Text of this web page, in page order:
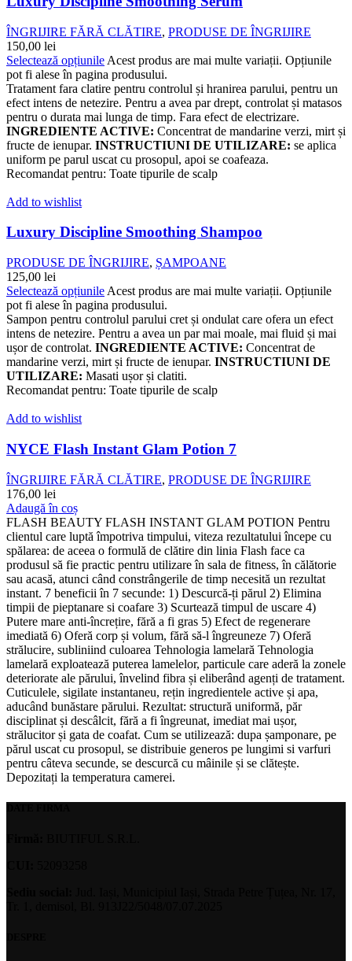
ÎNGRIJIRE FĂRĂ CLĂTIRE, PRODUSE DE ÎNGRIJIRE
150,00 lei
Selectează opțiunile Acest produs are mai multe variații. Opțiunile
pot fi alese în pagina produsului.
Tratament fara clatire pentru controlul și hranirea parului, pentru un
efect intens de netezire. Pentru a avea par drept, controlat și matasos
pentru o durata mai lunga de timp. Fara efect de electrizare.
INGREDIENTE ACTIVE: Concentrat de mandarine verzi, mirt și
fructe de ienupar. INSTRUCTIUNI DE UTILIZARE: se aplica
uniform pe parul uscat cu prosopul, apoi se coafeaza.
Recomandat pentru: Toate tipurile de scalp
Add to wishlist
Luxury Discipline Smoothing Shampoo
PRODUSE DE ÎNGRIJIRE, ȘAMPOANE
125,00 lei
Selectează opțiunile Acest produs are mai multe variații. Opțiunile
pot fi alese în pagina produsului.
Sampon pentru controlul parului cret și ondulat care ofera un efect
intens de netezire. Pentru a avea un par mai moale, mai fluid și mai
ușor de controlat. INGREDIENTE ACTIVE: Concentrat de
mandarine verzi, mirt și fructe de ienupar. INSTRUCTIUNI DE
UTILIZARE: Masati ușor și clatiti.
Recomandat pentru: Toate tipurile de scalp
Add to wishlist
NYCE Flash Instant Glam Potion 7
ÎNGRIJIRE FĂRĂ CLĂTIRE, PRODUSE DE ÎNGRIJIRE
176,00 lei
Adaugă în coș
FLASH BEAUTY FLASH INSTANT GLAM POTION Pentru
clientul care luptă împotriva timpului, viteza rezultatului începe cu
spălarea: de aceea o formulă de clătire din linia Flash face ca
produsul să fie practic pentru utilizare în sala de fitness, în călătorie
sau acasă, atunci când constrângerile de timp necesită un rezultat
instant. 7 beneficii în 7 secunde: 1) Descurcă-ți părul 2) Elimina
timpii de pieptanare si coafare 3) Scurtează timpul de uscare 4)
Putere mare anti-încrețire, fără a fi gras 5) Efect de regenerare
imediată 6) Oferă corp și volum, fără să-l îngreuneze 7) Oferă
strălucire, subliniind culoarea Tehnologia lamelară Tehnologia
lamelară exploatează puterea lamelelor, particule care aderă la zonele
deteriorate ale părului, învelind fibra și eliberând agenți de tratament.
Cuticulele, sigilate instantaneu, rețin ingredientele active și apa,
aducând bunăstare părului. Rezultat: structură uniformă, păr
disciplinat și descâlcit, fără a fi îngreunat, imediat mai ușor,
strălucitor și gata de coafat. Cum se utilizează: dupa șamponare, pe
părul uscat cu prosopul, se distribuie generos pe lungimi si varfuri
pentru câteva secunde, se descurcă cu mâinile și se clătește.
Depozitați la temperatura camerei.